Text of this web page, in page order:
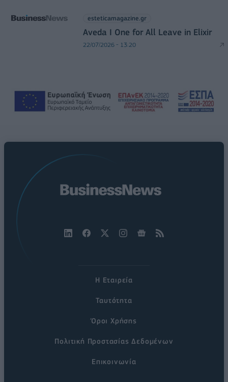
esteticamagazine.gr
Aveda I One for All Leave in Elixir
22/07/2026 - 13:20
Η Εταιρεία
Ταυτότητα
Όροι Χρήσης
Πολιτική Προστασίας Δεδομένων
Επικοινωνία